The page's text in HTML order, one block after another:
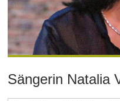
Sängerin Natalia